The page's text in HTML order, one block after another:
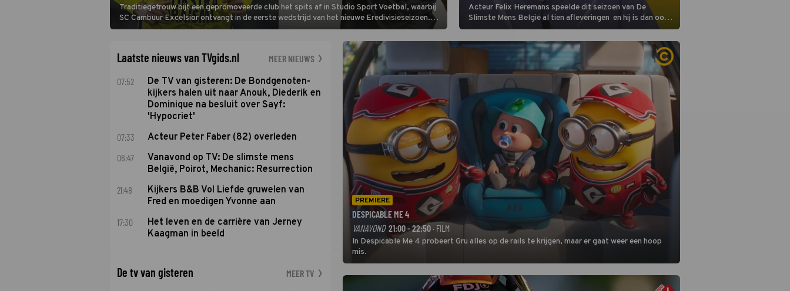
Traditiegetrouw bijt een gepromoveerde club het spits af in Studio Sport Voetbal, waarbij
SC Cambuur Excelsior ontvangt in de eerste wedstrijd van het nieuwe Eredivisieseizoen.
De nieuwe oefenmeester is Johan Plat en hij wil aanvallend voetballen.
Acteur Felix Heremans speelde dit seizoen van De
Slimste Mens België al tien afleveringen en hij is dan ook
de grote favoriet in deze seizoensfinale. En er is
Nederlandse inbreng, want komiek Soundos El Ahmadi
neemt plaats aan de jurytafel.
Laatste nieuws van TVgids.nl MEER NIEUWS
07:52
De TV van gisteren: De Bondgenoten-
kijkers halen uit naar Anouk, Diederik en
Dominique na besluit over Sayf:
'Hypocriet'
07:33 Acteur Peter Faber (82) overleden
06:47
Vanavond op TV: De slimste mens
België, Poirot, Mechanic: Resurrection
21:48
Kijkers B&B Vol Liefde gruwelen van
Fred en moedigen Yvonne aan
17:30
Het leven en de carrière van Jerney
Kaagman in beeld
De tv van gisteren MEER TV
PREMIERE
DESPICABLE ME 4
VANAVOND 21:00 - 22:50 · FILM
In Despicable Me 4 probeert Gru alles op de rails te krijgen, maar er gaat weer een hoop
mis.